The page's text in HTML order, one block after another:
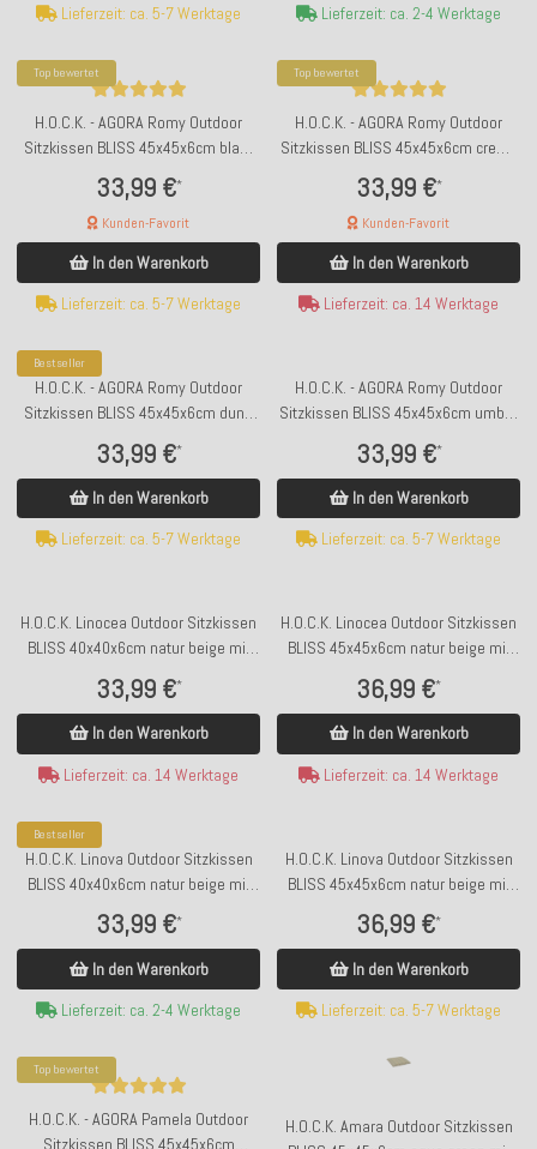
Lieferzeit: ca. 5-7 Werktage
Lieferzeit: ca. 2-4 Werktage
Top bewertet
H.O.C.K. - AGORA Romy Outdoor
Sitzkissen BLISS 45x45x6cm blau-
grau mit Biese kleingemustert col.
20092
33,99 €*
Kunden-Favorit
In den Warenkorb
Lieferzeit: ca. 5-7 Werktage
Top bewertet
H.O.C.K. - AGORA Romy Outdoor
Sitzkissen BLISS 45x45x6cm creme
mit Biese kleingemustert col. 20084
33,99 €*
Kunden-Favorit
In den Warenkorb
Lieferzeit: ca. 14 Werktage
Bestseller
H.O.C.K. - AGORA Romy Outdoor
Sitzkissen BLISS 45x45x6cm duna
kleingemustert col. 20094
33,99 €*
In den Warenkorb
Lieferzeit: ca. 5-7 Werktage
H.O.C.K. - AGORA Romy Outdoor
Sitzkissen BLISS 45x45x6cm umbra
20093
33,99 €*
In den Warenkorb
Lieferzeit: ca. 5-7 Werktage
H.O.C.K. Linocea Outdoor Sitzkissen
BLISS 40x40x6cm natur beige mit
33,99 €*
In den Warenkorb
Lieferzeit: ca. 14 Werktage
H.O.C.K. Linocea Outdoor Sitzkissen
BLISS 45x45x6cm natur beige mit
36,99 €*
In den Warenkorb
Lieferzeit: ca. 14 Werktage
Bestseller
H.O.C.K. Linova Outdoor Sitzkissen
BLISS 40x40x6cm natur beige mit
33,99 €*
In den Warenkorb
Lieferzeit: ca. 2-4 Werktage
H.O.C.K. Linova Outdoor Sitzkissen
BLISS 45x45x6cm natur beige mit
36,99 €*
In den Warenkorb
Lieferzeit: ca. 5-7 Werktage
Top bewertet
H.O.C.K. - AGORA Pamela Outdoor
Sitzkissen BLISS 45x45x6cm
H.O.C.K. Amara Outdoor Sitzkissen